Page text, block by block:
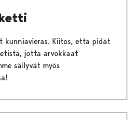
kunniavieras. Kiitos, että pidät
jotta arvokkaat
säilyvät myös